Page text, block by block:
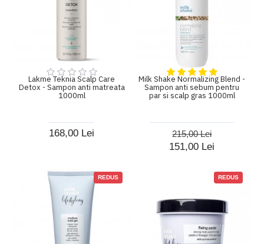
Lakme Teknia Scalp Care
Detox - Sampon anti matreata
1000ml
168,00 Lei
Milk Shake Normalizing Blend -
Sampon anti sebum pentru
par si scalp gras 1000ml
151,00 Lei
215,00 Lei
REDUS REDUS